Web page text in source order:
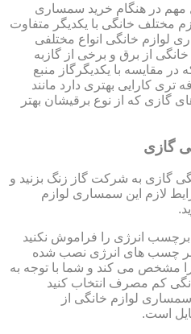
مهم در هنگام خرید سمساری
مختلف خانگی با یکدیگر متفاوت
لوازم خانگی انواع مختلفی
از برق و برخی از گازبه
مقایسه با یکدیگرگاز منبع
کارایی بهتری دارد مانند
که از نوع برقیشان بهتر
گازی
گازی به شرکت گاز زنگ بزنید و
لازم این سمساری لوازم
انرژی را فراموش نکنید
چسب های انرژی نصب شده
مشخص می کند و شما با توجه به
کم مصرف انتخاب کنید
لوازم خانگی از
است.